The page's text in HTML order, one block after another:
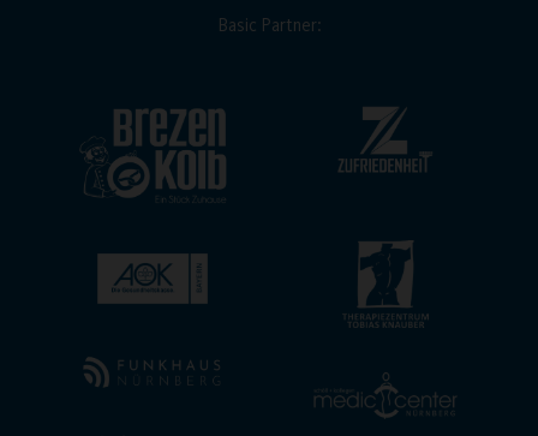
Basic Partner: